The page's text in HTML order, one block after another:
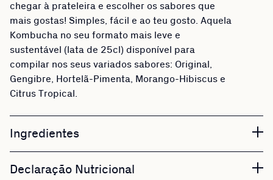
chegar à prateleira e escolher os sabores que
mais gostas! Simples, fácil e ao teu gosto. Aquela
Kombucha no seu formato mais leve e
sustentável (lata de 25cl) disponível para
compilar nos seus variados sabores: Original,
Gengibre, Hortelã-Pimenta, Morango-Hibiscus e
Citrus Tropical.
Ingredientes
Declaração Nutricional